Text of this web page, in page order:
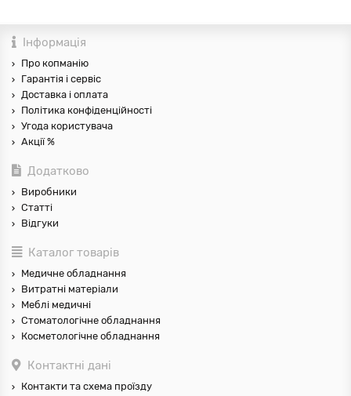
Інформація
Про копманію
Гарантія і сервіс
Доставка і оплата
Політика конфіденційності
Угода користувача
Акції %
Додатково
Виробники
Статті
Відгуки
Каталог товарів
Медичне обладнання
Витратні матеріали
Меблі медичні
Стоматологічне обладнання
Косметологічне обладнання
Контактні дані
Контакти та схема проїзду